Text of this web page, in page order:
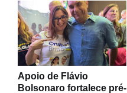
Apoio de Flávio
Bolsonaro fortalece pré-